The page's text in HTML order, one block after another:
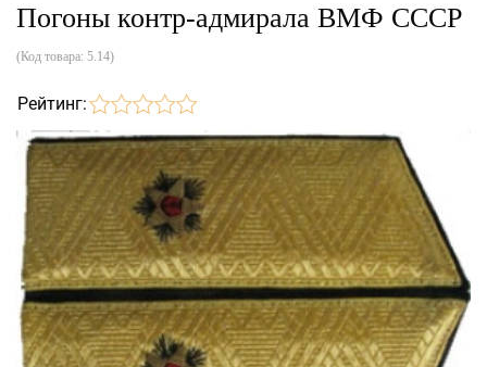
Погоны контр-адмирала ВМФ СССР
(Код товара: 5.14)
Рейтинг: